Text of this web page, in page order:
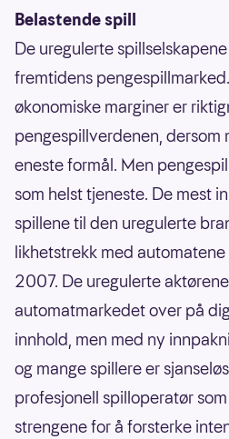
Belastende spill
De uregulerte
fremtidens
økonomiske marginer er
pengespillverdenen, dersom
eneste formål. Men
som helst tjeneste. De mest
spillene til den uregulerte
likhetstrekk med
2007. De uregulerte
automatmarkedet over på
innhold, men med ny
og mange spillere er
profesjonell spilloperatør
strengene for å forsterke